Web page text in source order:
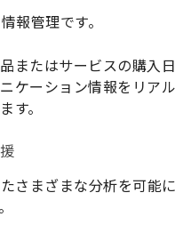
報管理です。
またはサービスの購入
ケーション情報をリア
す。
さまざまな分析を可能